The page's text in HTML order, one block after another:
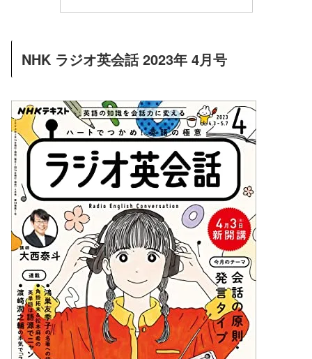
NHK ラジオ英会話 2023年 4月号